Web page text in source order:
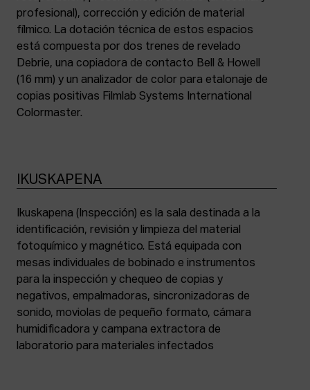
profesional), corrección y edición de material
fílmico. La dotación técnica de estos espacios
está compuesta por dos trenes de revelado
Debrie, una copiadora de contacto Bell & Howell
(16 mm) y un analizador de color para etalonaje de
copias positivas Filmlab Systems International
Colormaster.
IKUSKAPENA
Ikuskapena (Inspección) es la sala destinada a la
identificación, revisión y limpieza del material
fotoquímico y magnético. Está equipada con
mesas individuales de bobinado e instrumentos
para la inspección y chequeo de copias y
negativos, empalmadoras, sincronizadoras de
sonido, moviolas de pequeño formato, cámara
humidificadora y campana extractora de
laboratorio para materiales infectados